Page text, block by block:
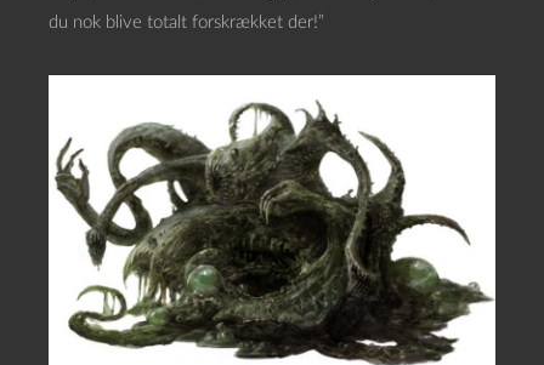
du nok blive totalt forskrækket der!”